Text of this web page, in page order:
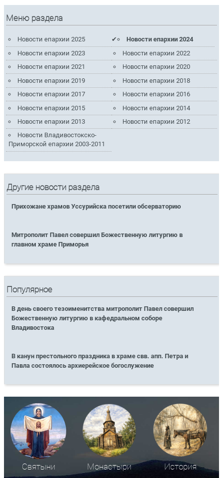
Меню раздела
Новости епархии 2025
Новости епархии 2024
Новости епархии 2023
Новости епархии 2022
Новости епархии 2021
Новости епархии 2020
Новости епархии 2019
Новости епархии 2018
Новости епархии 2017
Новости епархии 2016
Новости епархии 2015
Новости епархии 2014
Новости епархии 2013
Новости епархии 2012
Новости Владивостокско-
Приморской епархии 2003-2011
Другие новости раздела
Прихожане храмов Уссурийска посетили обсерваторию
Митрополит Павел совершил Божественную литургию в
главном храме Приморья
Популярное
В день своего тезоименитства митрополит Павел совершил
Божественную литургию в кафедральном соборе
Владивостока
В канун престольного праздника в храме свв. апп. Петра и
Павла состоялось архиерейское богослужение
Святыни Монастыри История